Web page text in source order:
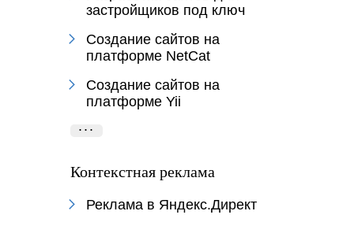
застройщиков под ключ
Создание сайтов на
платформе NetCat
Создание сайтов на
платформе Yii
...
Контекстная реклама
Реклама в Яндекс.Директ